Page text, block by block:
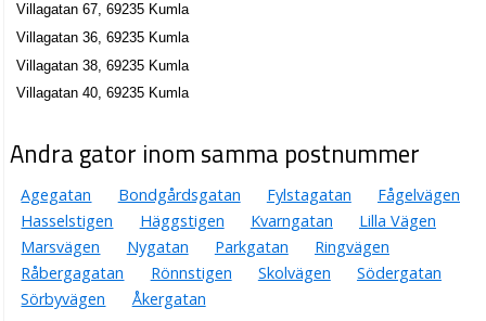
Villagatan 67, 69235 Kumla
Villagatan 36, 69235 Kumla
Villagatan 38, 69235 Kumla
Villagatan 40, 69235 Kumla
Andra gator inom samma postnummer
Agegatan Bondgårdsgatan Fylstagatan
Fågelvägen
Hasselstigen
Häggstigen Kvarngatan
Lilla Vägen
Marsvägen
Nygatan Parkgatan
Ringvägen
Råbergagatan
Rönnstigen Skolvägen
Södergatan
Sörbyvägen
Åkergatan